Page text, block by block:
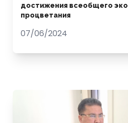
достижения всеобщего
процветания
07/06/2024